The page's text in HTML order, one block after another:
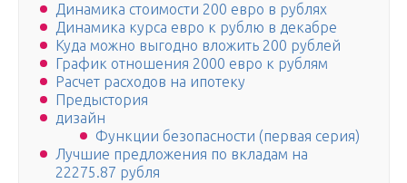
Динамика стоимости 200 евро в рублях
Динамика курса евро к рублю в декабре
Куда можно выгодно вложить 200 рублей
График отношения 2000 евро к рублям
Расчет расходов на ипотеку
Предыстория
дизайн
Функции безопасности (первая серия)
Лучшие предложения по вкладам на
22275.87 рубля